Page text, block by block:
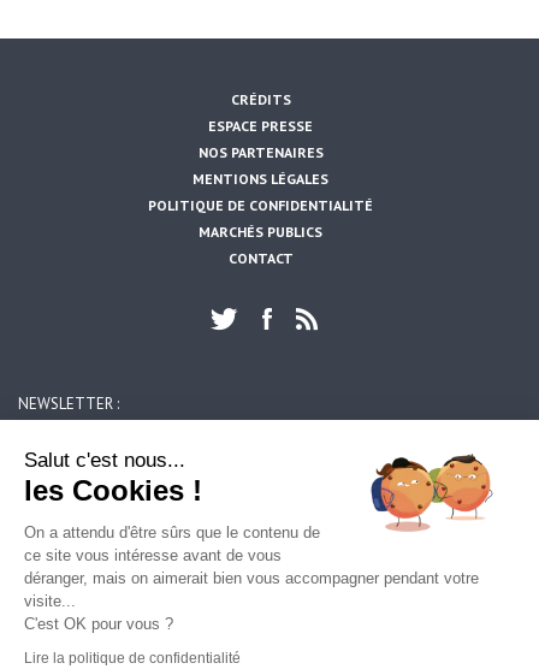
CRÉDITS
ESPACE PRESSE
NOS PARTENAIRES
MENTIONS LÉGALES
POLITIQUE DE CONFIDENTIALITÉ
MARCHÉS PUBLICS
CONTACT
NEWSLETTER :
ARTOIS MOBILITES
39, rue du 14 juillet
62300 LENS
Tél : 0800 409 209 – contact@am62.fr
Salut c'est nous...
les Cookies !
On a attendu d'être sûrs que le contenu de
ce site vous intéresse avant de vous
déranger, mais on aimerait bien vous accompagner pendant votre
visite...
C'est OK pour vous ?
Lire la politique de confidentialité